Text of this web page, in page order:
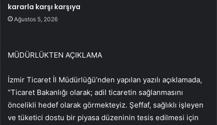
kararla karşı karşıya
Ağustos 5, 2026
MÜDÜRLÜKTEN AÇIKLAMA
İzmir Ticaret İl Müdürlüğü’nden yapılan yazılı açıklamada,
“Ticaret Bakanlığı olarak; adil ticaretin sağlanmasını
öncelikli hedef olarak görmekteyiz. Şeffaf, sağlıklı işleyen
ve tüketici dostu bir piyasa düzeninin tesis edilmesi için